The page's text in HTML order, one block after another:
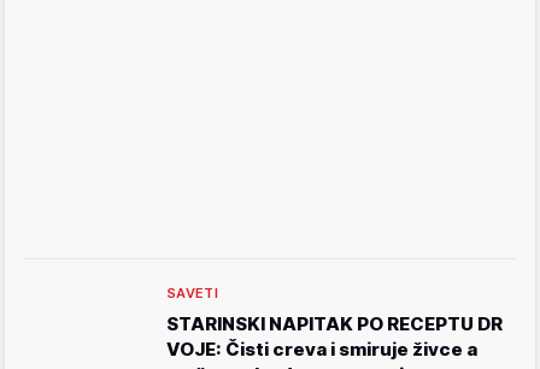
SAVETI
STARINSKI NAPITAK PO RECEPTU DR
VOJE: Čisti creva i smiruje živce a